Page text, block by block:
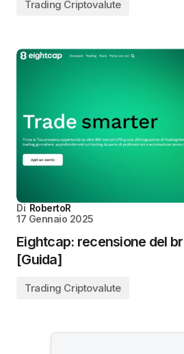
Trading Criptovalute
Di RobertoR
17 Gennaio 2025
Eightcap: recensione del
[Guida]
Trading Criptovalute